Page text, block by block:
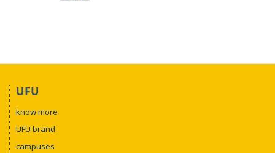
UFU
know more
UFU brand
campuses